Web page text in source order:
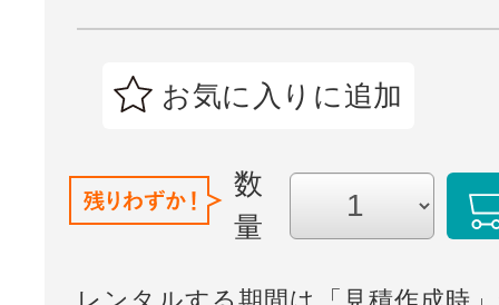
お気に入りに追加
数
量